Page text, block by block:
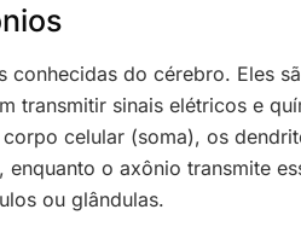
conhecidas do cérebro. Eles
transmitir sinais elétricos e
celular (soma), os
o axônio transmite
ou glândulas.